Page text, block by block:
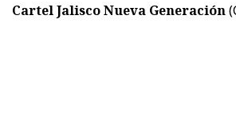
Cartel Jalisco Nueva Generación